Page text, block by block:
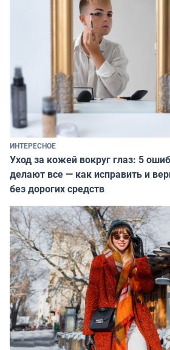
ИНТЕРЕСНОЕ
Уход за кожей вокруг глаз: 5
делают все — как исправить и
без дорогих средств